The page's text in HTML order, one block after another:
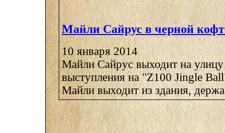
Майли Сайрус в черной
10 января 2014
Майли Сайрус выходит на улицу
выступления на "Z100 Jingle
Майли выходит из здания,